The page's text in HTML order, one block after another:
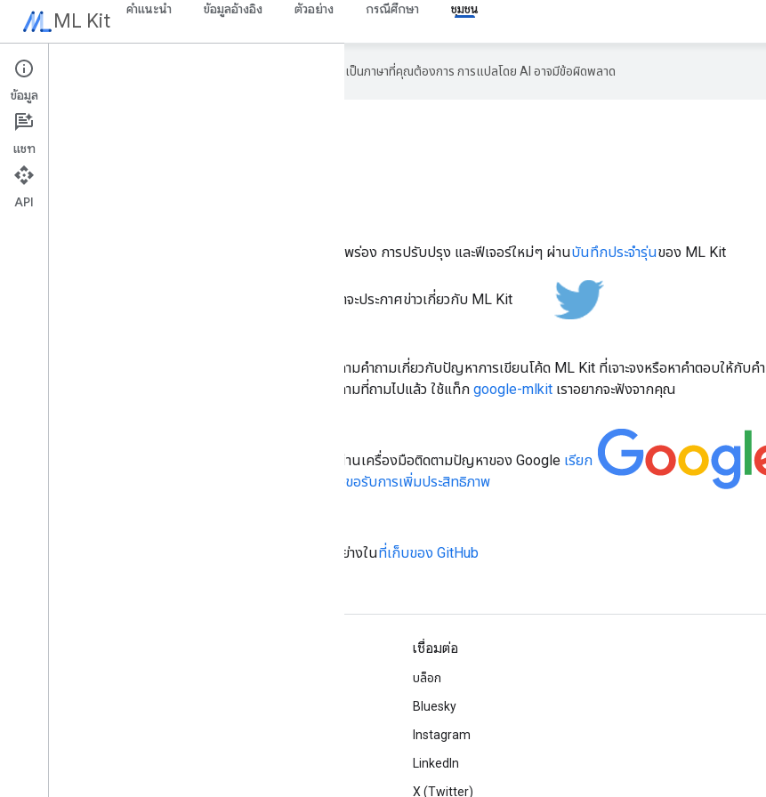
ML Kit คำแนะนำ ข้อมูลอ้างอิง ตัวอย่าง กรณีศึกษา ชุมชน
Google ใช้เทคโนโลยี AI เพื่อแปลเนื้อหาเป็นภาษาที่คุณต้องการ การแปลโดย AI อาจมีข้อผิดพลาด
เข้าร่วมชุมชน
ดูข้อมูลเกี่ยวกับการแก้ไขข้อบกพร่อง การปรับปรุง และฟีเจอร์ใหม่ๆ ผ่านบันทึกประจํารุ่นของ ML Kit
บน Twitter ซึ่งเราจะประกาศข่าวเกี่ยวกับ ML Kit
ถามคําถามเกี่ยวกับปัญหาการเขียนโค้ด ML Kit ที่เจาะจงหรือหาคําตอบให้กับคํา
ถามที่ถามไปแล้ว ใช้แท็ก google-mlkit เราอยากจะฟังจากคุณ
รายงานข้อบกพร่องใน SDK หรือเอกสารหรือคําขอฟีเจอร์ผ่านเครื่องมือติดตามปัญหาของ Google เรียก
ขอรับการเพิ่มประสิทธิภาพ
รายงานข้อบกพร่องในแอปตัวอย่างในที่เก็บของ GitHub
เชื่อมต่อ
บล็อก
Bluesky
Instagram
LinkedIn
X (Twitter)
ข้อมูล
แชท
API